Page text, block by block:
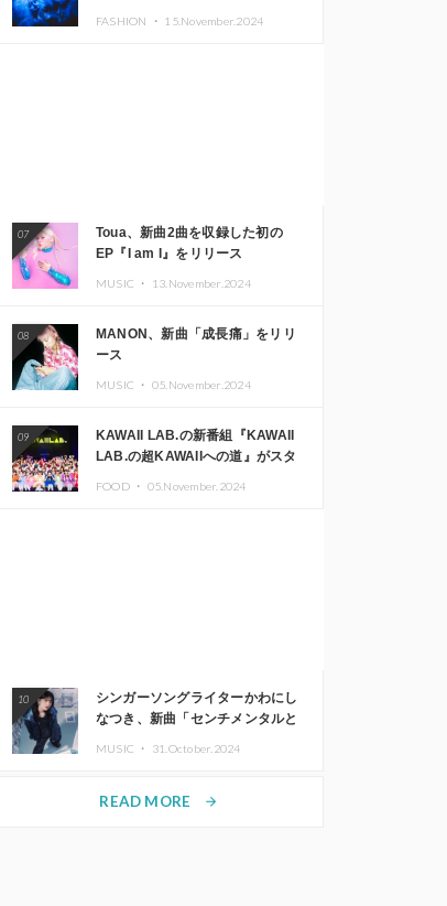
FASHION ・ 15.November.2024
07
Toua、新曲2曲を収録した初の
EP『I am I』をリリース
MUSIC ・ 13.November.2024
08
MANON、新曲「成長痛」をリリ
ース
MUSIC ・ 05.November.2024
09
KAWAII LAB.の新番組『KAWAII
LAB.の超KAWAIIへの道』がスタ
FOOD ・ 05.November.2024
10
シンガーソングライターかわにし
なつき、新曲「センチメンタルと
MUSIC ・ 31.October.2024
READ MORE arrow_forward